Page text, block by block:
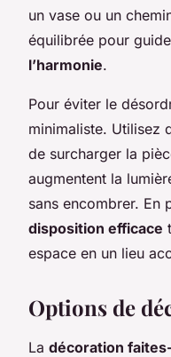
un vase ou un
équilibrée pour
l’harmonie.
Pour éviter le
minimaliste. Utilisez
de surcharger la
augmentent la
sans encombrer. En
disposition efficace
espace en un lieu
Options de
La décoration